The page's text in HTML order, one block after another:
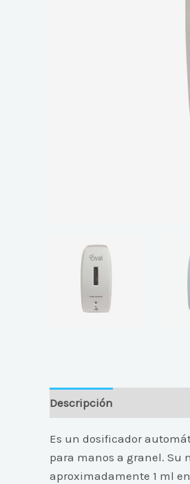
Descripción
Es un dosificador
para manos a granel. Su
aproximadamente 1 ml